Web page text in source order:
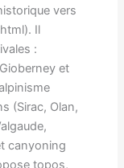
vers
Il
:
et
(Sirac, Olan,
canyoning
topos,